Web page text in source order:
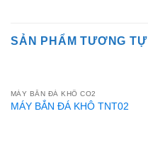
SẢN PHẨM TƯƠNG TỰ
MÁY BẮN ĐÁ KHÔ CO2
MÁY BẮN ĐÁ KHÔ TNT02